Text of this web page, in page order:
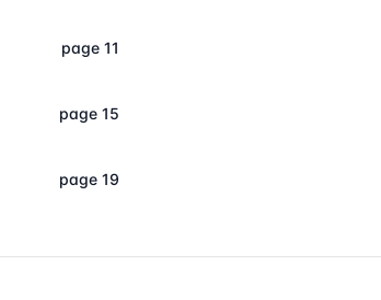
page 11
page 15
page 19